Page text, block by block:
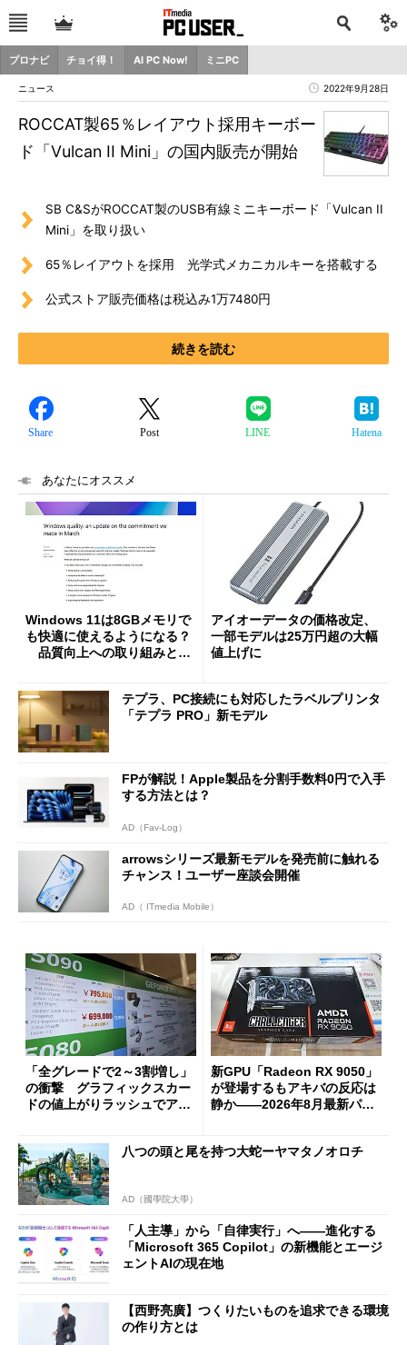
プロナビ チョイ得！ AI PC Now! ミニPC
ニュース 2022年9月28日
ROCCAT製65％レイアウト採用キーボー
ド「Vulcan II Mini」の国内販売が開始
SB C&SがROCCAT製のUSB有線ミニキーボード「Vulcan II
Mini」を取り扱い
65％レイアウトを採用 光学式メカニカルキーを搭載する
公式ストア販売価格は税込み1万7480円
続きを読む
Share Post LINE Hatena
あなたにオススメ
Windows 11は8GBメモリで
も快適に使えるようになる？
品質向上への取り組みと
アイオーデータの価格改定、
一部モデルは25万円超の大幅
値上げに
テプラ、PC接続にも対応したラベルプリンタ
「テプラ PRO」新モデル
FPが解説！Apple製品を分割手数料0円で入手
する方法とは？
AD（Fav-Log）
arrowsシリーズ最新モデルを発売前に触れる
チャンス！ユーザー座談会開催
AD（ ITmedia Mobile）
「全グレードで2～3割増し」
の衝撃 グラフィックスカー
ドの値上がりラッシュでアキ
新GPU「Radeon RX 9050」
が登場するもアキバの反応は
静か――2026年8月最新パー
八つの頭と尾を持つ大蛇ーヤマタノオロチ
AD（國學院大學）
「人主導」から「自律実行」へ――進化する
「Microsoft 365 Copilot」の新機能とエージ
ェントAIの現在地
【西野亮廣】つくりたいものを追求できる環境
の作り方とは